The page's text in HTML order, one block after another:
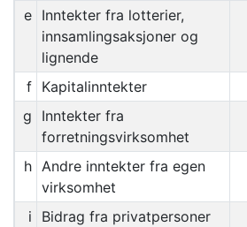
e Inntekter fra lotterier,
innsamlingsaksjoner og
lignende
f Kapitalinntekter
g
Inntekter fra
forretningsvirksomhet
h Andre inntekter fra egen
virksomhet
i Bidrag fra privatpersoner